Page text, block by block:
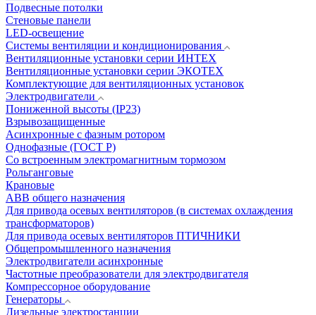
Подвесные потолки
Стеновые панели
LED-освещение
Системы вентиляции и кондиционирования
Вентиляционные установки серии ИНТЕХ
Вентиляционные установки серии ЭКОТЕХ
Комплектующие для вентиляционных установок
Электродвигатели
Пониженной высоты (IP23)
Взрывозащищенные
Асинхронные с фазным ротором
Однофазные (ГОСТ Р)
Со встроенным электромагнитным тормозом
Рольганговые
Крановые
АВВ общего назначения
Для привода осевых вентиляторов (в системах охлаждения
трансформаторов)
Для привода осевых вентиляторов ПТИЧНИКИ
Общепромышленного назначения
Электродвигатели асинхронные
Частотные преобразователи для электродвигателя
Компрессорное оборудование
Генераторы
Дизельные электростанции